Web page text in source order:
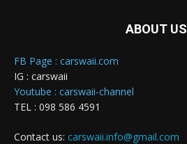
ABOUT US
FB Page : carswaii.com
IG : carswaii
Youtube : carswaii-channel
TEL : 098 586 4591
Contact us: carswaii.info@gmail.com